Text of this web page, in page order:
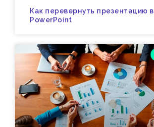
Как перевернуть презентацию в
PowerPoint